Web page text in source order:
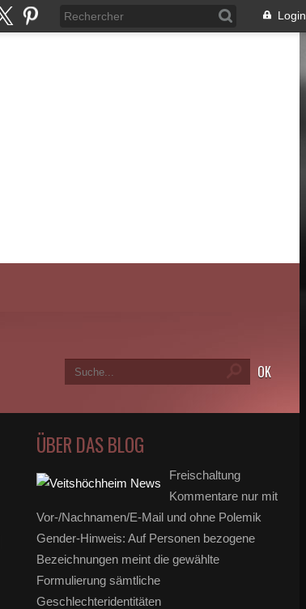
Login
ÜBER DAS BLOG
Freischaltung
Kommentare nur mit
Vor-/Nachnamen/E-Mail und ohne Polemik
Gender-Hinweis: Auf Personen bezogene
Bezeichnungen meint die gewählte
Formulierung sämtliche
Geschlechteridentitäten